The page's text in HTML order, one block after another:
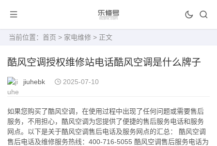
当前位置： 首页 > 家电维修 > 正文
酷风空调授权维修站电话酷风空调是什么牌子
jiuhebk 2025-07-10
如果您购买了酷风空调，在使用过程中出现了任何问题或需要售后
服务，不用担心，酷风空调为您提供了便捷的售后服务电话和服务
网点。以下是关于酷风空调售后电话及服务网点的汇总： 酷风空调
售后电话及维修服务热线：400-716-5055 酷风空调售后服务电话为